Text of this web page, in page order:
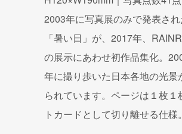
2003年に写真展のみで発表さ
「暑い日」が、2017年、
の展示にあわせ初作品集化。
年に撮り歩いた日本各地の光景
られています。 ページは１枚１
トカードとして切り離せる仕様。